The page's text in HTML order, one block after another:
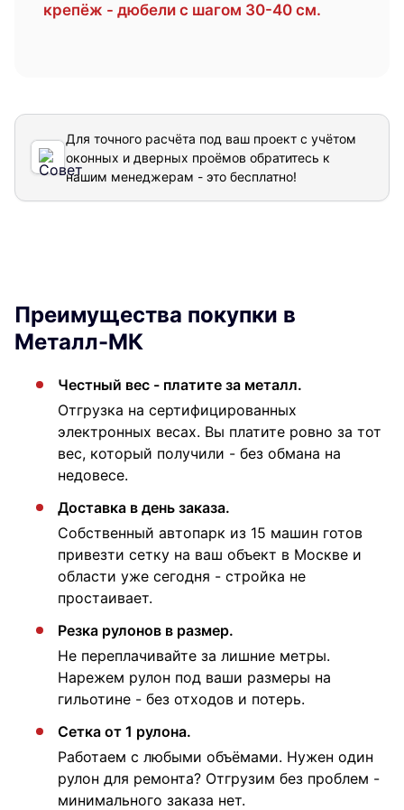
крепёж - дюбели с шагом 30-40 см.
Для точного расчёта под ваш проект с учётом
оконных и дверных проёмов обратитесь к
нашим менеджерам - это бесплатно!
Преимущества покупки в
Металл-МК
Честный вес - платите за металл.
Отгрузка на сертифицированных
электронных весах. Вы платите ровно за тот
вес, который получили - без обмана на
недовесе.
Доставка в день заказа.
Собственный автопарк из 15 машин готов
привезти сетку на ваш объект в Москве и
области уже сегодня - стройка не
простаивает.
Резка рулонов в размер.
Не переплачивайте за лишние метры.
Нарежем рулон под ваши размеры на
гильотине - без отходов и потерь.
Сетка от 1 рулона.
Работаем с любыми объёмами. Нужен один
рулон для ремонта? Отгрузим без проблем -
минимального заказа нет.